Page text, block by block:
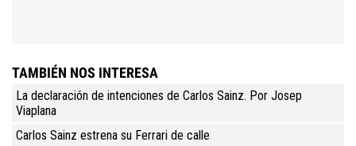
TAMBIÉN NOS INTERESA
La declaración de intenciones de Carlos Sainz. Por Josep
Viaplana
Carlos Sainz estrena su Ferrari de calle